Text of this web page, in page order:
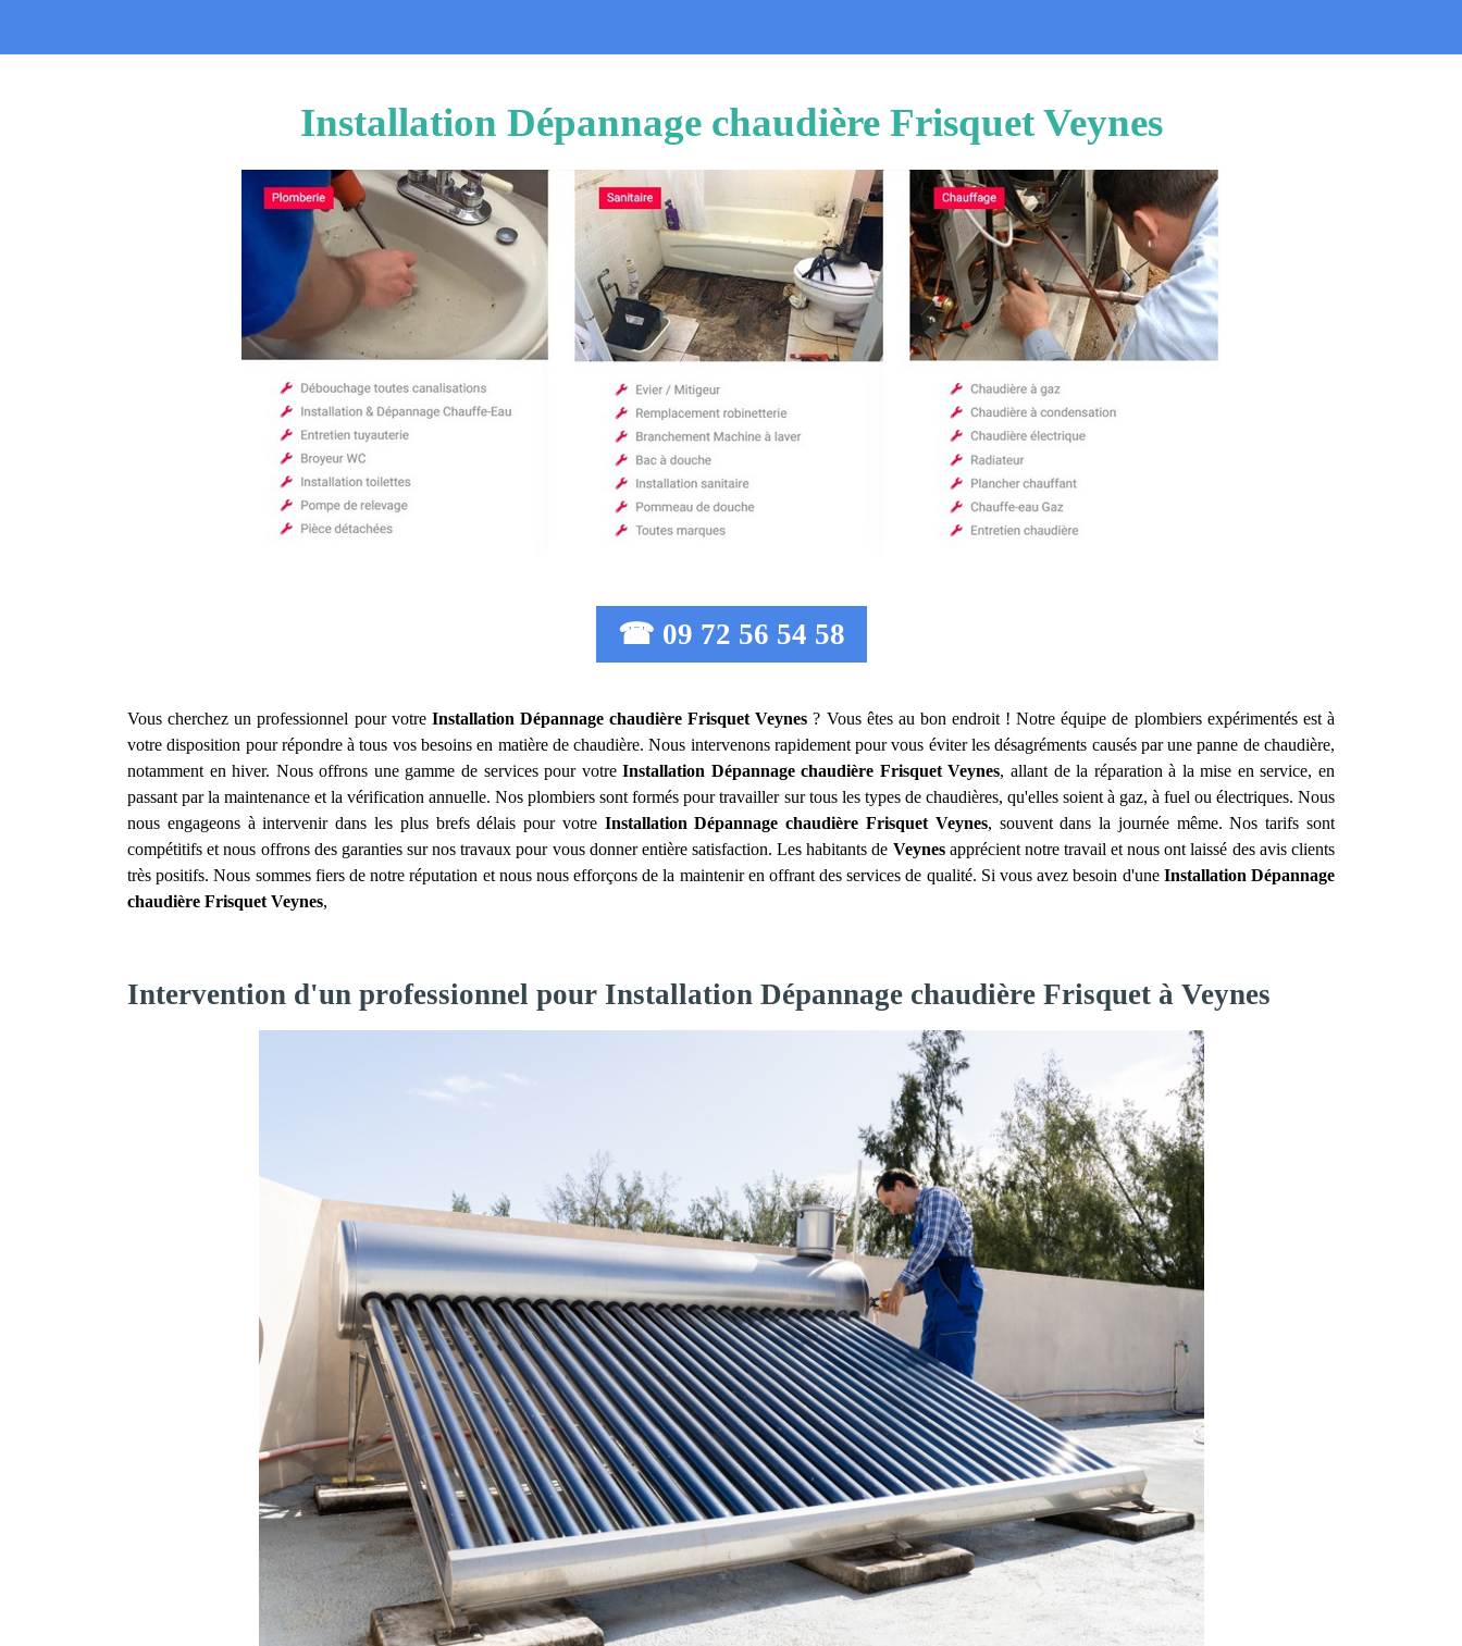
Installation Dépannage chaudière Frisquet Veynes
☎ 09 72 56 54 58
Vous cherchez un professionnel pour votre Installation Dépannage chaudière Frisquet Veynes ? Vous êtes au bon endroit ! Notre équipe de plombiers expérimentés est à
votre disposition pour répondre à tous vos besoins en matière de chaudière. Nous intervenons rapidement pour vous éviter les désagréments causés par une panne de chaudière,
notamment en hiver. Nous offrons une gamme de services pour votreInstallation Dépannage chaudière Frisquet Veynes, allant de la réparation à la mise en service, en
passant par la maintenance et la vérification annuelle. Nos plombiers sont formés pour travailler sur tous les types de chaudières, qu'elles soient à gaz, à fuel ou électriques. Nous
nous engageons à intervenir dans les plus brefs délais pour votre Installation Dépannage chaudière Frisquet Veynes, souvent dans la journée même. Nos tarifs sont
compétitifs et nous offrons des garanties sur nos travaux pour vous donner entière satisfaction. Les habitants de Veynesapprécient notre travail et nous ont laissé des avis clients
très positifs. Nous sommes fiers de notre réputation et nous nous efforçons de la maintenir en offrant des services de qualité. Si vous avez besoin d'une Installation Dépannage
chaudière Frisquet Veynes,
Intervention d'un professionnel pour Installation Dépannage chaudière Frisquet à Veynes